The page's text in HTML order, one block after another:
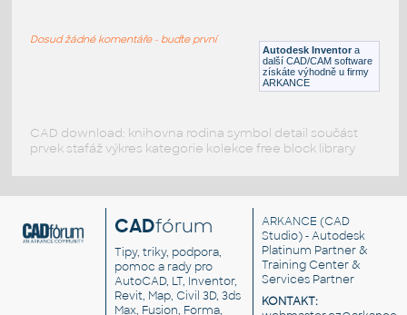
Lego 11458-White
Autodesk Inventor a
další CAD/CAM software
získáte výhodně u firmy
ARKANCE
Dosud žádné komentáře - buďte první
CAD download: knihovna rodina symbol detail součást
prvek stafáž výkres kategorie kolekce free block library
CADfórum
Tipy, triky, podpora,
pomoc a rady pro
AutoCAD, LT, Inventor,
Revit, Map, Civil 3D, 3ds
Max, Fusion, Forma,
ARKANCE (CAD
Studio) - Autodesk
Platinum Partner &
Training Center &
Services Partner
KONTAKT: